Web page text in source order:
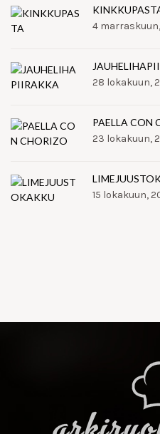
4
28 lokakuun,
PAELLA CON
23 lokakuun,
15 lokakuun,